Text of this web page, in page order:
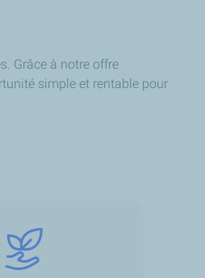
Grâce à notre offre
simple et rentable pour